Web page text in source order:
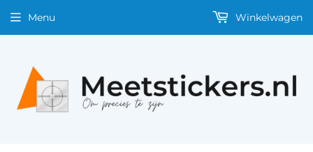
Menu Winkelwagen